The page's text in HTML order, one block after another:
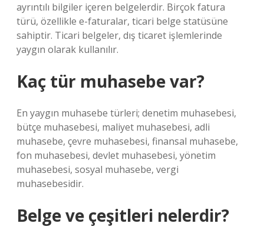
ayrıntılı bilgiler içeren belgelerdir. Birçok fatura
türü, özellikle e-faturalar, ticari belge statüsüne
sahiptir. Ticari belgeler, dış ticaret işlemlerinde
yaygın olarak kullanılır.
Kaç tür muhasebe var?
En yaygın muhasebe türleri; denetim muhasebesi,
bütçe muhasebesi, maliyet muhasebesi, adli
muhasebe, çevre muhasebesi, finansal muhasebe,
fon muhasebesi, devlet muhasebesi, yönetim
muhasebesi, sosyal muhasebe, vergi
muhasebesidir.
Belge ve çeşitleri nelerdir?